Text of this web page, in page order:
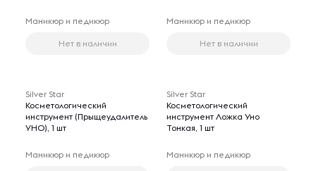
Маникюр и педикюр
Нет в наличии
Маникюр и педикюр
Нет в наличии
Silver Star
Косметологический
инструмент (Прыщеудалитель
УНО), 1 шт
Маникюр и педикюр
Silver Star
Косметологический
инструмент Ложка Уно
Тонкая, 1 шт
Маникюр и педикюр